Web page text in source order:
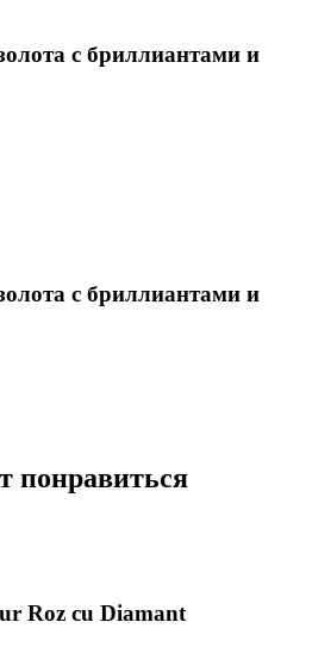
с бриллиантами и
с бриллиантами и
понравиться
Roz cu Diamant